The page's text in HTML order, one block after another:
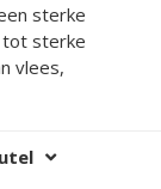
sterke
tot sterke
vlees,